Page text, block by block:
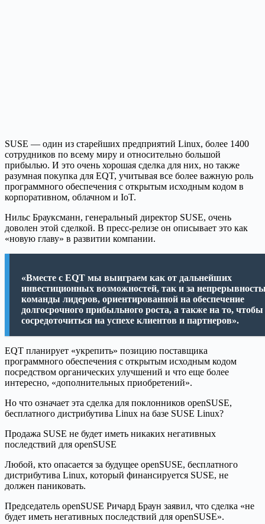
SUSE — один из старейших предприятий Linux, более 1400
сотрудников по всему миру и относительно большой
прибылью. И это очень хорошая сделка для них, но также
разумная покупка для EQT, учитывая все более важную роль
программного обеспечения с открытым исходным кодом в
корпоративном, облачном и IoT.
Нильс Брауксманн, генеральный директор SUSE, очень
доволен этой сделкой. В пресс-релизе он описывает это как
«новую главу» в развитии компании.
«Вместе с EQT мы выиграем как от дальнейших
инвестиционных возможностей, так и за
команды лидеров, ориентированной на обеспечение
долгосрочного прибыльного роста, а также на то, чтобы
сосредоточиться на успехе клиентов и партнеров».
EQT планирует «укрепить» позицию поставщика
программного обеспечения с открытым исходным кодом
посредством органических улучшений и что еще более
интересно, «дополнительных приобретений».
Но что означает эта сделка для поклонников openSUSE,
бесплатного дистрибутива Linux на базе SUSE Linux?
Продажа SUSE не будет иметь никаких негативных
последствий для openSUSE
Любой, кто опасается за будущее openSUSE, бесплатного
дистрибутива Linux, который финансируется SUSE, не
должен паниковать.
Председатель openSUSE Ричард Браун заявил, что сделка «не
будет иметь негативных последствий для openSUSE».